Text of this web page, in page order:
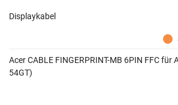
Displaykabel
Acer CABLE FINGERPRINT-MB 6PIN FFC für
54GT)